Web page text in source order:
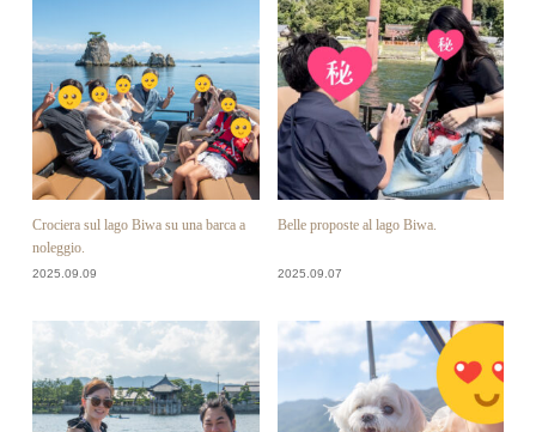
Crociera sul lago Biwa su una barca a
noleggio.
2025.09.09
Belle proposte al lago Biwa.
2025.09.07